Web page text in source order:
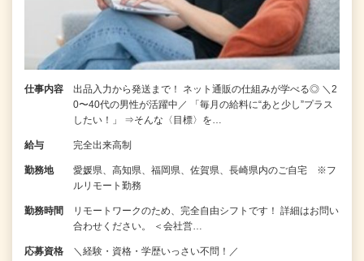
仕事内容
出品入力から発送まで！ ネット通販の仕組みが学べる◎ ＼2
0〜40代の男性が活躍中／ 「毎月の給料に“あと少し”プラス
したい！」 ⇒そんな〈目標〉を…
給与 完全出来高制
勤務地
愛媛県、高知県、福岡県、佐賀県、長崎県内のご自宅 ※フ
ルリモート勤務
勤務時間
リモートワークのため、完全自由シフトです！ 詳細はお問い
合わせください。 ＜会社営…
応募資格 ＼経験・資格・学歴いっさい不問！／